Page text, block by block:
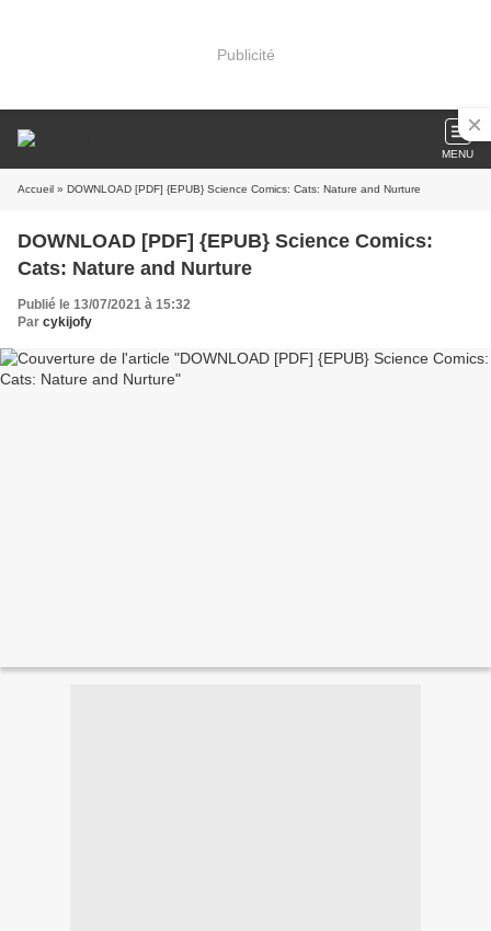
Publicité
MENU
Accueil » DOWNLOAD [PDF] {EPUB} Science Comics: Cats: Nature and Nurture
DOWNLOAD [PDF] {EPUB} Science Comics:
Cats: Nature and Nurture
Publié le 13/07/2021 à 15:32
Par cykijofy